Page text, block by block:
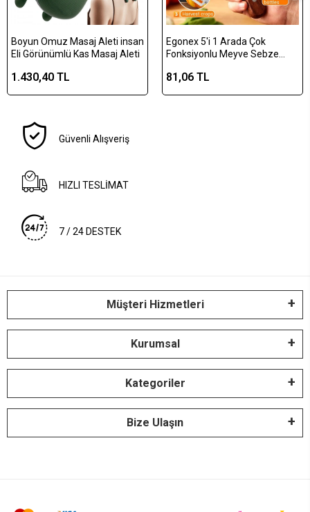
Boyun Omuz Masaj Aleti insan
Eli Görünümlü Kas Masaj Aleti
1.430,40 TL
Egonex 5'i 1 Arada Çok
Fonksiyonlu Meyve Sebze
Şişe Açacağı – Ahşap Saplı
81,06 TL
Güvenli Alışveriş
HIZLI TESLİMAT
7 / 24 DESTEK
Müşteri Hizmetleri
Kurumsal
Kategoriler
Bize Ulaşın